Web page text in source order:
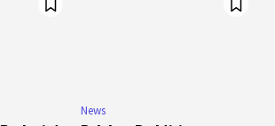
News